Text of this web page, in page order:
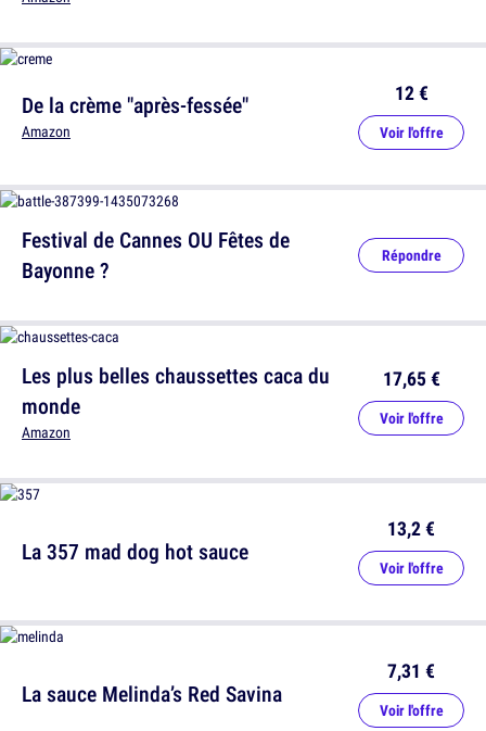
De la crème "après-fessée"
Amazon
12 €
Voir l'offre
Les plus belles chaussettes caca du
monde
Amazon
17,65 €
Voir l'offre
La sauce Melinda’s Red Savina
7,31 €
Voir l'offre
Festival de Cannes OU Fêtes de
Bayonne ?
Répondre
La 357 mad dog hot sauce
13,2 €
Voir l'offre